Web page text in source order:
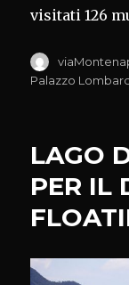
visitati 126
Autore
Palazzo
LAGO
PER IL